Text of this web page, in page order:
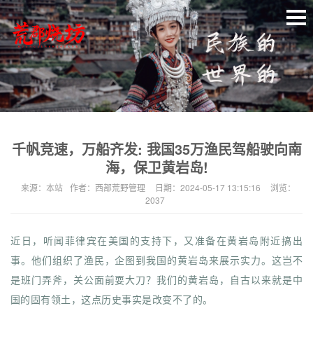
千帆竞速，万船齐发: 我国35万渔民驾船驶向南
海，保卫黄岩岛!
来源： 本站 作者： 西部荒野管理 日期： 2024-05-17 13:15:16
浏览：
2037
近日，听闻菲律宾在美国的支持下，又准备在黄岩岛 附近搞出
事。 他们组织了渔民，企图到我国的黄岩岛来展示实力。 这岂不
是班门弄斧，关公面前耍大刀？我们的黄岩岛，自古以来就是中
国的固有领土，这点历史事实是改变不了的。